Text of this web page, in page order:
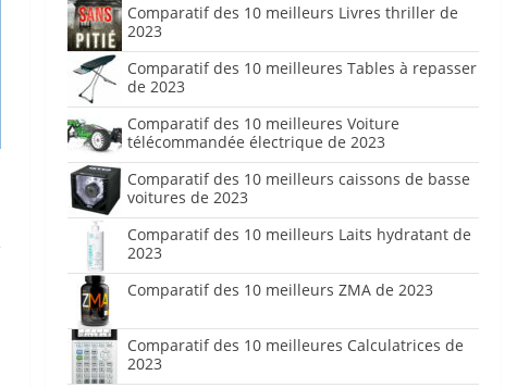
Comparatif des 10 meilleurs Livres thriller de
2023
Comparatif des 10 meilleures Tables à repasser
de 2023
Comparatif des 10 meilleures Voiture
télécommandée électrique de 2023
Comparatif des 10 meilleurs caissons de basse
voitures de 2023
Comparatif des 10 meilleurs Laits hydratant de
2023
Comparatif des 10 meilleurs ZMA de 2023
Comparatif des 10 meilleures Calculatrices de
2023